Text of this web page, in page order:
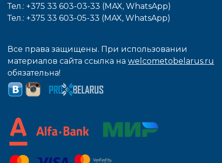
Тел.: +375 33 603-03-33 (MAX, WhatsApp)
Тел.: +375 33 603-05-33 (MAX, WhatsApp)
Все права защищены. При использовании
материалов сайта ссылка на welcometobelarus.ru
обязательна!